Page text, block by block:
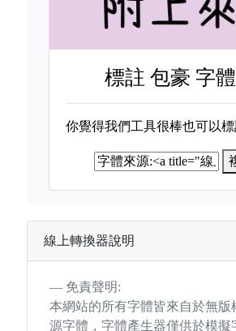
標註包豪 字
你覺得我們工具很棒也可以
線上轉換器說明
免責聲明:
本網站的所有字體皆來自於無版
源字體，字體產生器僅供於模擬